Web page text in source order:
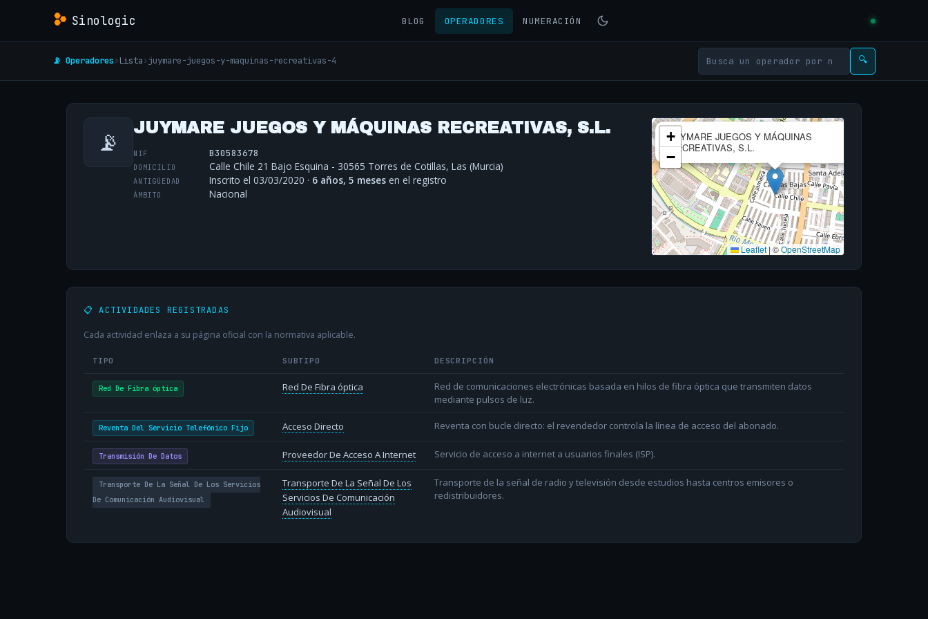
Sinologic BLOG OPERADORES NUMERACIÓN
📡 Operadores› Lista›juymare-juegos-y-maquinas-recreativas-4 🔍
📡 JUYMARE JUEGOS Y MÁQUINAS RECREATIVAS, S.L.
NIF B30583678
DOMICILIO Calle Chile 21 Bajo Esquina - 30565 Torres de Cotillas, Las (Murcia)
ANTIGÜEDAD Inscrito el 03/03/2020 · 6 años, 5 meses en el registro
ÁMBITO Nacional
JUYMARE JUEGOS Y MÁQUINAS
RECREATIVAS, S.L.
+
−
Leaflet|©OpenStreetMap
📋 ACTIVIDADES REGISTRADAS
Cada actividad enlaza a su página oficial con la normativa aplicable.
TIPO SUBTIPO DESCRIPCIÓN
Red De Fibra óptica Red De Fibra óptica
Red de comunicaciones electrónicas basada en hilos de fibra óptica que transmiten datos
mediante pulsos de luz.
Reventa Del Servicio Telefónico Fijo Acceso Directo Reventa con bucle directo: el revendedor controla la línea de acceso del abonado.
Transmisión De Datos Proveedor De Acceso A Internet Servicio de acceso a internet a usuarios finales (ISP).
Transporte De La Señal De Los Servicios
De Comunicación Audiovisual
Transporte De La Señal De Los
Servicios De Comunicación
Audiovisual
Transporte de la señal de radio y televisión desde estudios hasta centros emisores o
redistribuidores.